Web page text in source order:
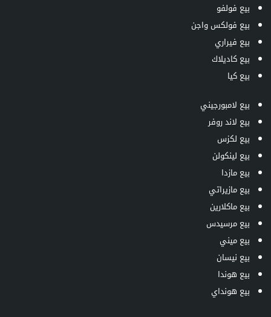
بيع فولفو
بيع فولكس واجن
بيع فيراري
بيع كاديلاك
بيع كيا
بيع لامبورجيني
بيع لاند روفر
بيع لكزس
بيع لينكولن
بيع مازدا
بيع مازيراتي
بيع ماكلارين
بيع مرسيدس
بيع ميني
بيع نيسان
بيع هوندا
بيع هونداي